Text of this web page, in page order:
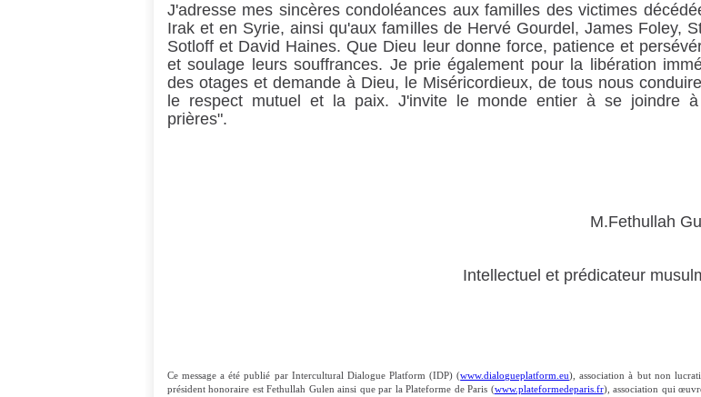
J'adresse mes sincères condoléances aux familles des victimes
Irak et en Syrie, ainsi qu'aux familles de Hervé Gourdel, James Foley,
Sotloff et David Haines. Que Dieu leur donne force, patience et
et soulage leurs souffrances. Je prie également pour la libération
des otages et demande à Dieu, le Miséricordieux, de tous nous
le respect mutuel et la paix. J'invite le monde entier à se joindre
prières".
M.Fethullah
Intellectuel et prédicateur
Ce message a été publié par Intercultural Dialogue Platform (IDP) (www.dialogueplatform.eu), association à but non
président honoraire est Fethullah Gulen ainsi que par la Plateforme de Paris (www.plateformedeparis.fr), association qui